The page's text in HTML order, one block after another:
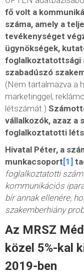
fő volt a
száma, amely a
tevékenységet
ügynökségek,
foglalkoztatottsági
szabadúszó
(Nem tartalmazva a
marketinggel,
létszámát.)
vállalkozók, azaz a
foglalkoztatotti
Hivatal Péter, a
munkacsoport[1]
foglalkoztatotti
kommunikációs
bír annak ellenére,
szakemberhiány
Az MRSZ
közel 5%-kal
2019-ben